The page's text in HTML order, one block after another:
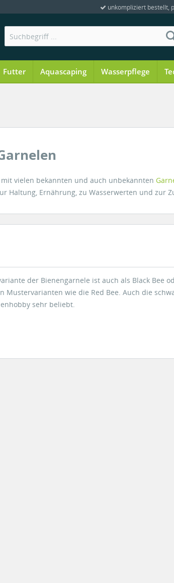
unkompliziert bestellt,
Futter Aquascaping Wasserpflege
mit vielen bekannten und auch unbekannten
Haltung, Ernährung, zu Wasserwerten und zur
der Bienengarnele ist auch als Black Bee
Mustervarianten wie die Red Bee. Auch die
sehr beliebt.